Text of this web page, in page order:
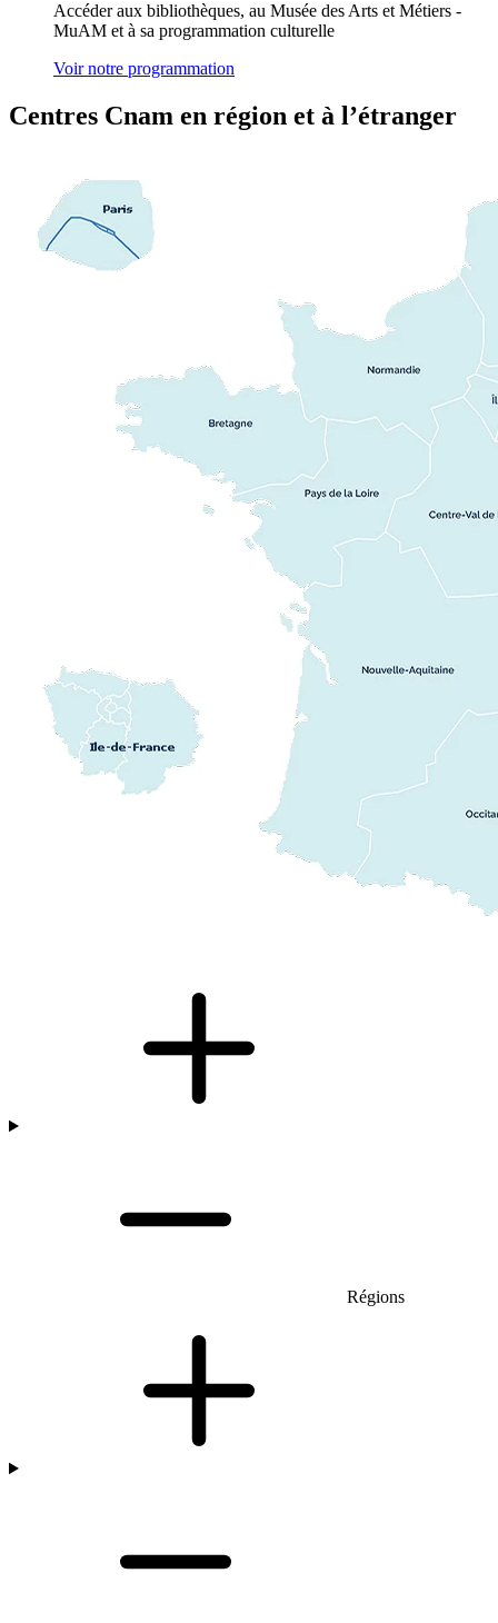
Accéder aux bibliothèques, au Musée des Arts et Métiers -
MuAM et à sa programmation culturelle
Voir notre programmation
Centres Cnam en région et à l’étranger
Régions